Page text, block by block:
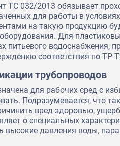
ТС 032/2013 обязывает
для работы в
на такую продукцию
Для
питьевого водоснабжения,
соответствия по ТР
трубопроводов
для рабочих сред с
Подразумевается, что
вред здоровью,
о специальных
высокие давления воды,